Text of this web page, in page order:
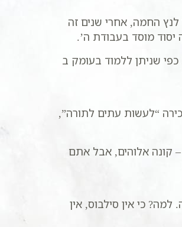
החמה, אחרי שנים זה
מוסד בעבודת ה’.
שניתן ללמוד בעומק ב
“לעשות עתים לתורה”,
קונה אלוהים, אבל אתם
כי אין סילבוס, אין